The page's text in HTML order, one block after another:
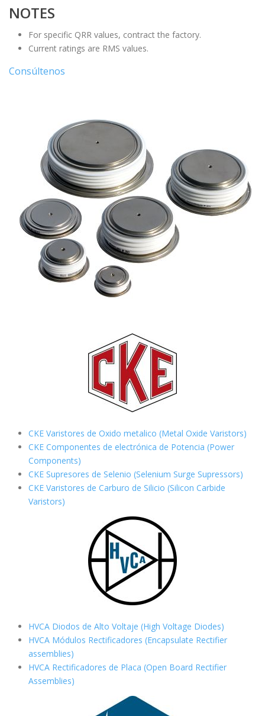
NOTES
For specific QRR values, contract the factory.
Current ratings are RMS values.
Consúltenos
CKE Varistores de Oxido metalico (Metal Oxide Varistors)
CKE Componentes de electrónica de Potencia (Power
Components)
CKE Supresores de Selenio (Selenium Surge Supressors)
CKE Varistores de Carburo de Silicio (Silicon Carbide
Varistors)
HVCA Diodos de Alto Voltaje (High Voltage Diodes)
HVCA Módulos Rectificadores (Encapsulate Rectifier
assemblies)
HVCA Rectificadores de Placa (Open Board Rectifier
Assemblies)